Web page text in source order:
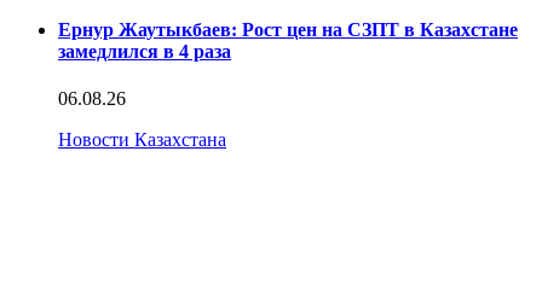
Ернур Жаутыкбаев: Рост цен на СЗПТ в Казахстане
замедлился в 4 раза
06.08.26
Новости Казахстана